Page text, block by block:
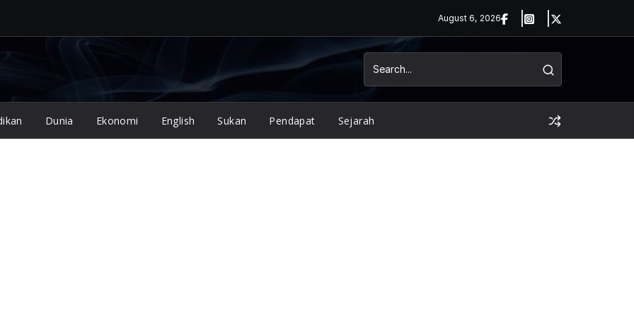
August 6, 2026
Dunia Ekonomi English Sukan Pendapat Sejarah